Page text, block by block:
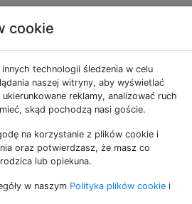
pokoju
cookie
technologii śledzenia w celu
naszej witryny, aby wyświetlać
reklamy, analizować ruch
skąd pochodzą nasi goście.
na korzystanie z plików cookie i
oraz potwierdzasz, że masz co
lub opiekuna.
w naszym Polityka plików cookie i